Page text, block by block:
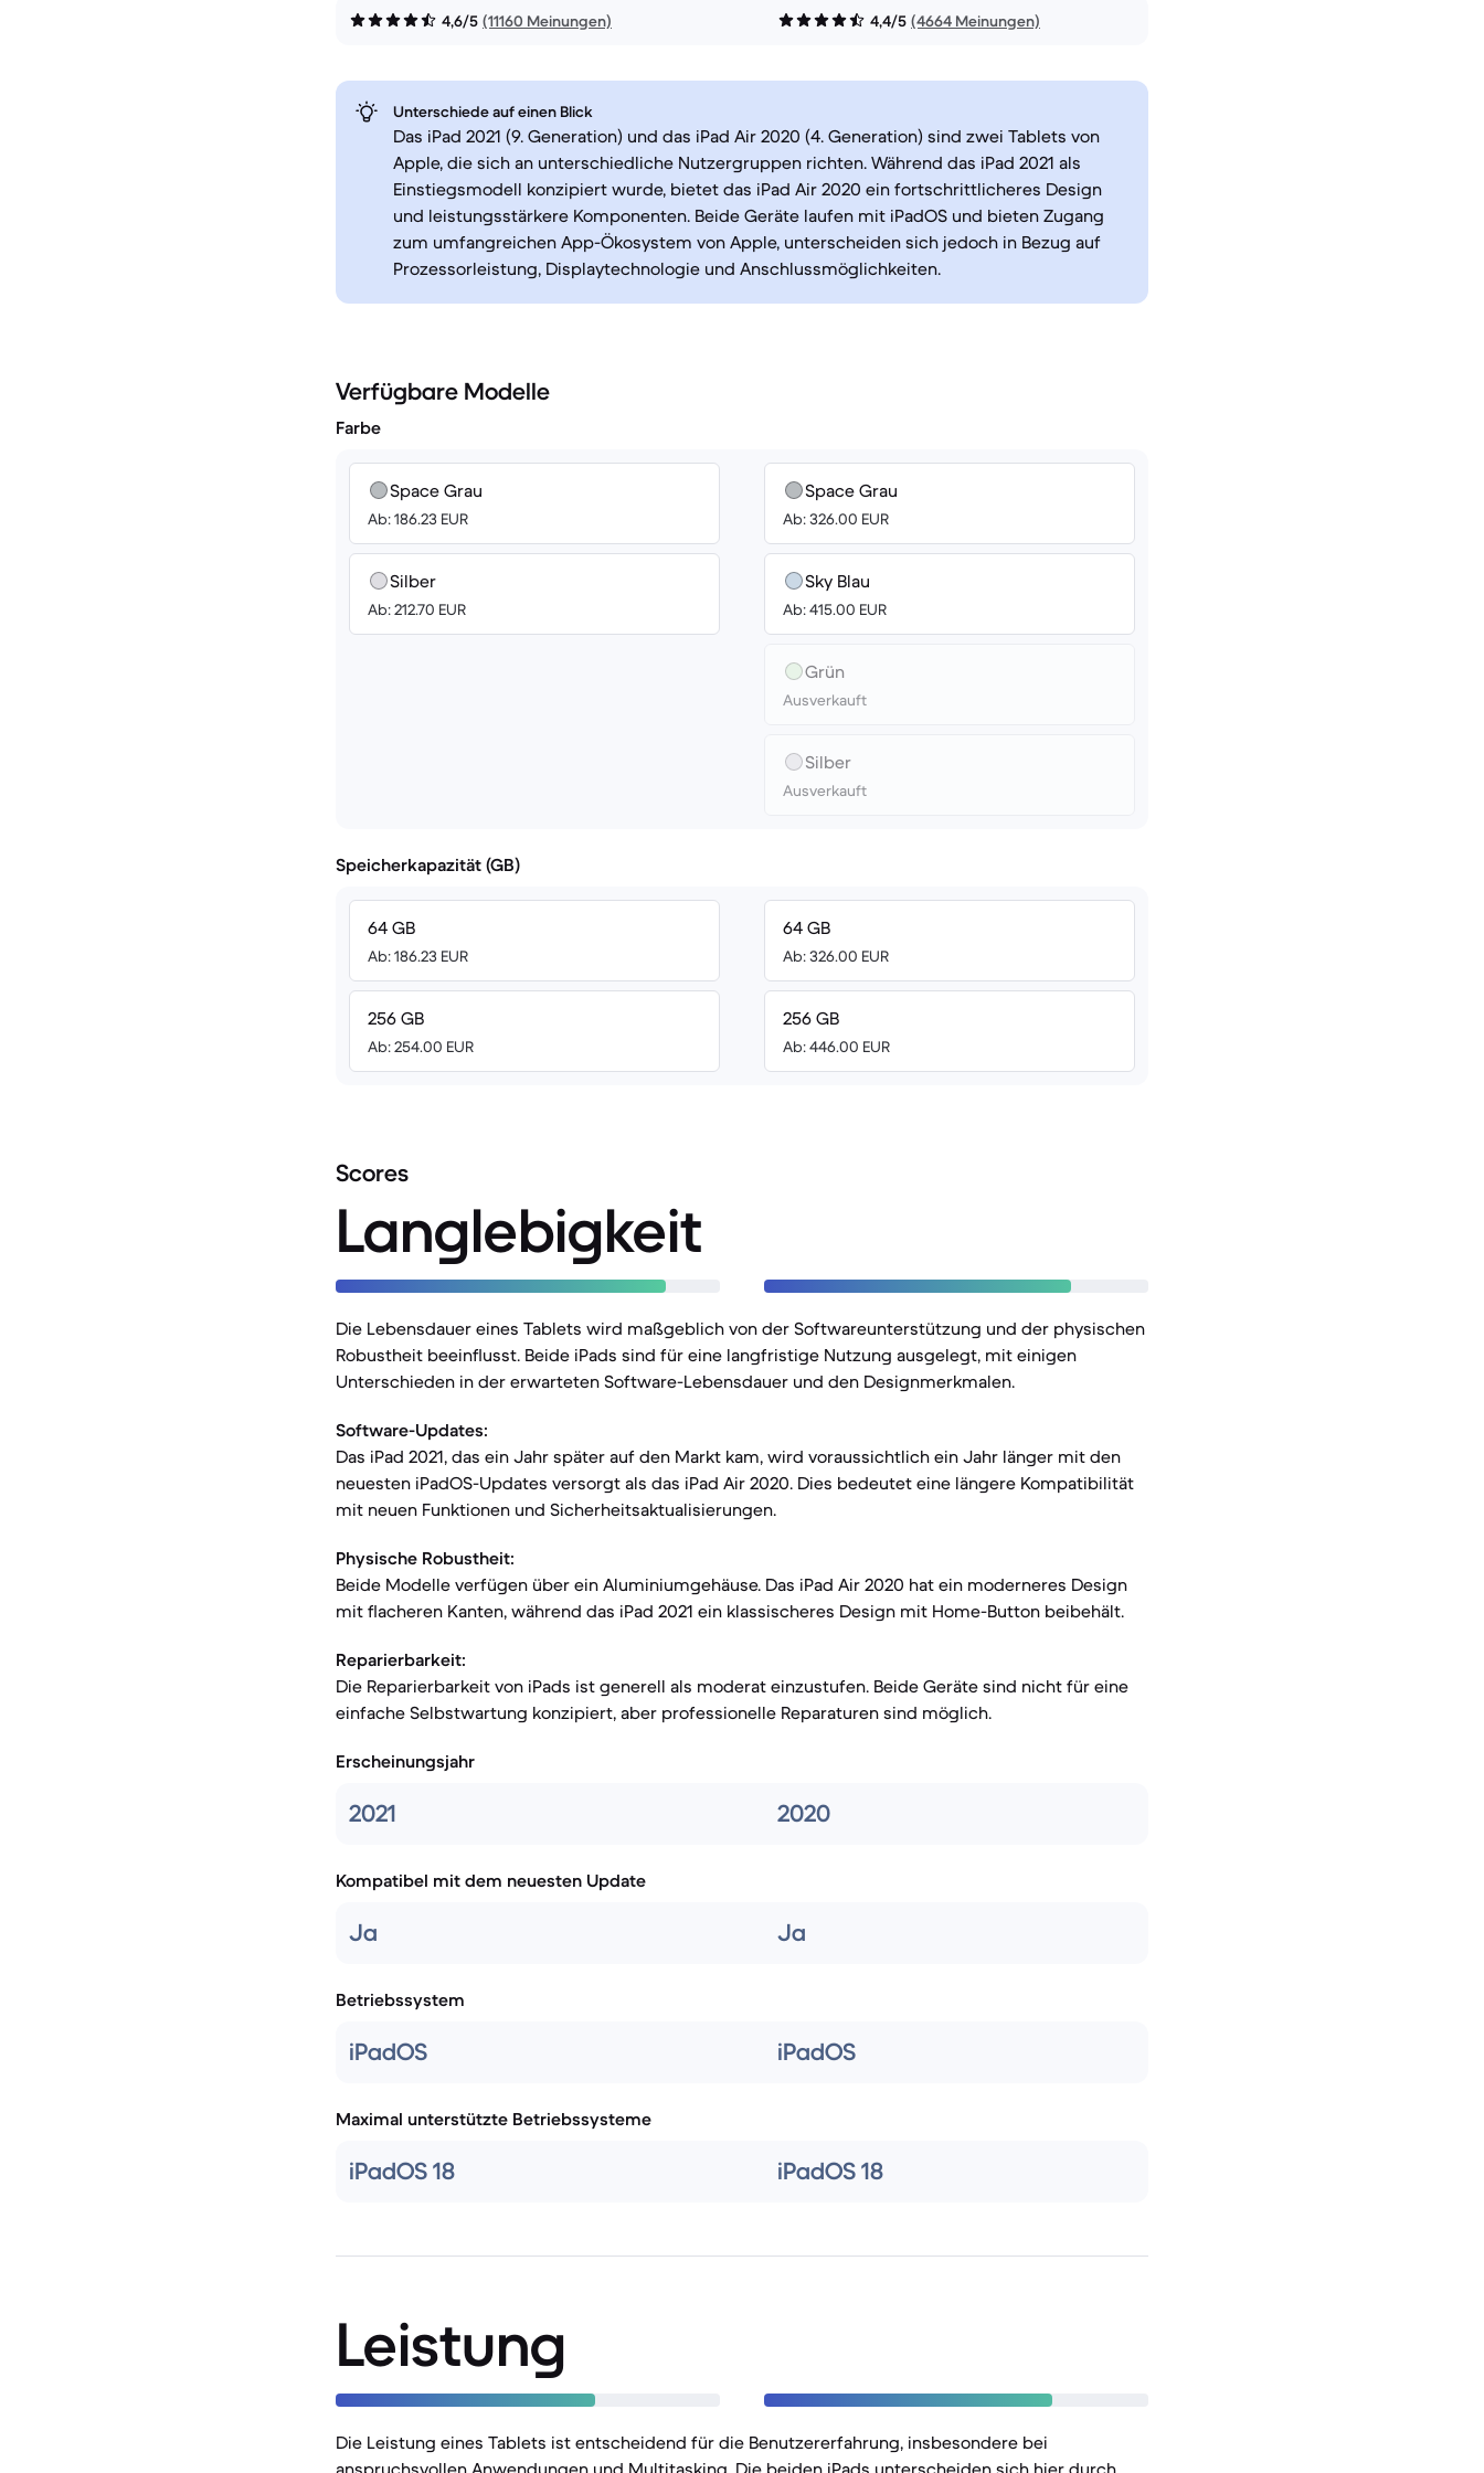
4,6/5 (11160 Meinungen) 4,4/5 (4664 Meinungen)
Unterschiede auf einen Blick
Das iPad 2021 (9. Generation) und das iPad Air 2020 (4. Generation) sind zwei Tablets von
Apple, die sich an unterschiedliche Nutzergruppen richten. Während das iPad 2021 als
Einstiegsmodell konzipiert wurde, bietet das iPad Air 2020 ein fortschrittlicheres Design
und leistungsstärkere Komponenten. Beide Geräte laufen mit iPadOS und bieten Zugang
zum umfangreichen App-Ökosystem von Apple, unterscheiden sich jedoch in Bezug auf
Prozessorleistung, Displaytechnologie und Anschlussmöglichkeiten.
Verfügbare Modelle
Farbe
Space Grau
Ab: 186.23 EUR
Silber
Ab: 212.70 EUR
Space Grau
Ab: 326.00 EUR
Sky Blau
Ab: 415.00 EUR
Grün
Ausverkauft
Silber
Ausverkauft
Speicherkapazität (GB)
64 GB
Ab: 186.23 EUR
256 GB
Ab: 254.00 EUR
64 GB
Ab: 326.00 EUR
256 GB
Ab: 446.00 EUR
Scores
Langlebigkeit
Die Lebensdauer eines Tablets wird maßgeblich von der Softwareunterstützung und der physischen
Robustheit beeinflusst. Beide iPads sind für eine langfristige Nutzung ausgelegt, mit einigen
Unterschieden in der erwarteten Software-Lebensdauer und den Designmerkmalen.
Software-Updates:
Das iPad 2021, das ein Jahr später auf den Markt kam, wird voraussichtlich ein Jahr länger mit den
neuesten iPadOS-Updates versorgt als das iPad Air 2020. Dies bedeutet eine längere Kompatibilität
mit neuen Funktionen und Sicherheitsaktualisierungen.
Physische Robustheit:
Beide Modelle verfügen über ein Aluminiumgehäuse. Das iPad Air 2020 hat ein moderneres Design
mit flacheren Kanten, während das iPad 2021 ein klassischeres Design mit Home-Button beibehält.
Reparierbarkeit:
Die Reparierbarkeit von iPads ist generell als moderat einzustufen. Beide Geräte sind nicht für eine
einfache Selbstwartung konzipiert, aber professionelle Reparaturen sind möglich.
Erscheinungsjahr
2021 2020
Kompatibel mit dem neuesten Update
Ja Ja
Betriebssystem
iPadOS iPadOS
Maximal unterstützte Betriebssysteme
iPadOS 18 iPadOS 18
Leistung
Die Leistung eines Tablets ist entscheidend für die Benutzererfahrung, insbesondere bei
anspruchsvollen Anwendungen und Multitasking. Die beiden iPads unterscheiden sich hier durch